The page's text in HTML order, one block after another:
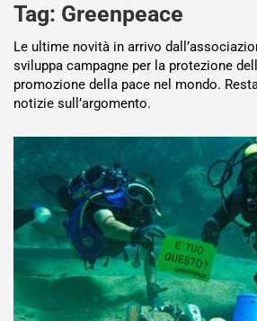
Tag: Greenpeace
Le ultime novità in arrivo
sviluppa campagne per la protezione
promozione della pace nel mondo.
notizie sull’argomento.